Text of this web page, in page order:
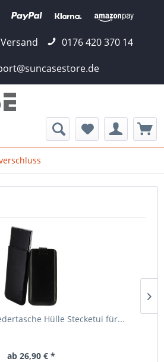
0176 420 370 14
Hülle Stecketui für...
ab 26,90 € *